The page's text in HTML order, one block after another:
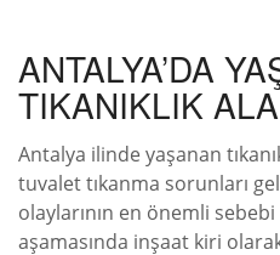
ANTALYA’DA
TIKANIKLIK
Antalya ilinde yaşanan
tuvalet tıkanma sorunları
olaylarının en önemli sebebi
aşamasında inşaat kiri